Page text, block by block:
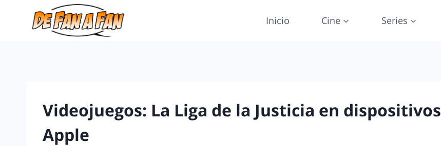
Inicio Cine Series
Videojuegos: La Liga de la Justicia en dispositivos
Apple